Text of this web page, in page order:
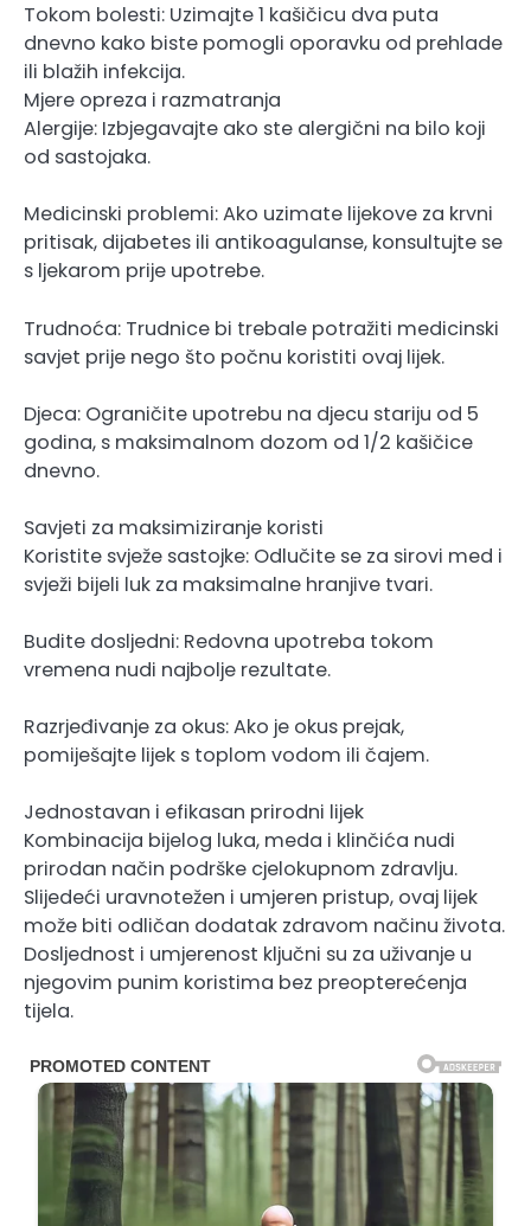
Tokom bolesti: Uzimajte 1 kašičicu dva puta
dnevno kako biste pomogli oporavku od prehlade
ili blažih infekcija.
Mjere opreza i razmatranja
Alergije: Izbjegavajte ako ste alergični na bilo koji
od sastojaka.
Medicinski problemi: Ako uzimate lijekove za krvni
pritisak, dijabetes ili antikoagulanse, konsultujte se
s ljekarom prije upotrebe.
Trudnoća: Trudnice bi trebale potražiti medicinski
savjet prije nego što počnu koristiti ovaj lijek.
Djeca: Ograničite upotrebu na djecu stariju od 5
godina, s maksimalnom dozom od 1/2 kašičice
dnevno.
Savjeti za maksimiziranje koristi
Koristite svježe sastojke: Odlučite se za sirovi med i
svježi bijeli luk za maksimalne hranjive tvari.
Budite dosljedni: Redovna upotreba tokom
vremena nudi najbolje rezultate.
Razrjeđivanje za okus: Ako je okus prejak,
pomiješajte lijek s toplom vodom ili čajem.
Jednostavan i efikasan prirodni lijek
Kombinacija bijelog luka, meda i klinčića nudi
prirodan način podrške cjelokupnom zdravlju.
Slijedeći uravnotežen i umjeren pristup, ovaj lijek
može biti odličan dodatak zdravom načinu života.
Dosljednost i umjerenost ključni su za uživanje u
njegovim punim koristima bez preopterećenja
tijela.